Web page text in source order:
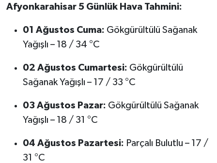
Afyonkarahisar 5 Günlük Hava Tahmini:
01 Ağustos Cuma: Gökgürültülü Sağanak
Yağışlı – 18 / 34 °C
02 Ağustos Cumartesi: Gökgürültülü
Sağanak Yağışlı – 17 / 33 °C
03 Ağustos Pazar: Gökgürültülü Sağanak
Yağışlı – 18 / 31 °C
04 Ağustos Pazartesi: Parçalı Bulutlu – 17 /
31 °C